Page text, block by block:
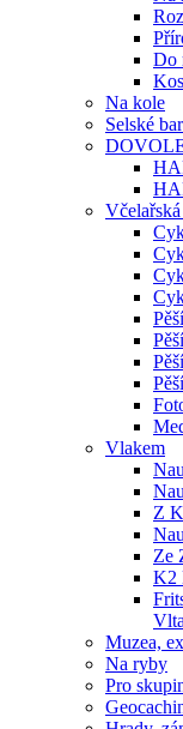
Do
Na kole
Selské
Včelařská
Vlakem
Z
Ze
K2
Muzea,
Na ryby
Pro